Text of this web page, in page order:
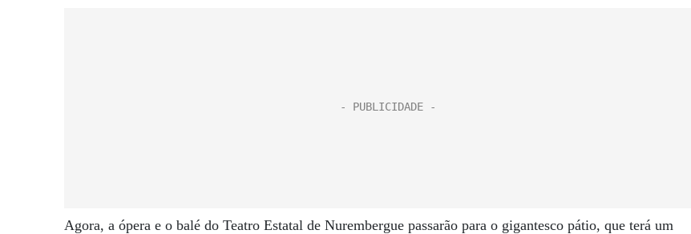
Agora, a ópera e o balé do Teatro Estatal de Nurembergue passarão para o gigantesco pátio, que terá um